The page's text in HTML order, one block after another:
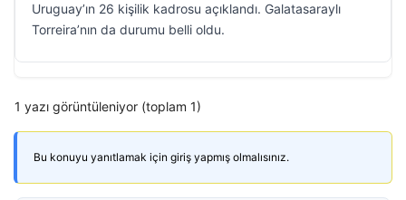
Uruguay’ın 26 kişilik kadrosu açıklandı. Galatasaraylı
Torreira’nın da durumu belli oldu.
1 yazı görüntüleniyor (toplam 1)
Bu konuyu yanıtlamak için giriş yapmış olmalısınız.